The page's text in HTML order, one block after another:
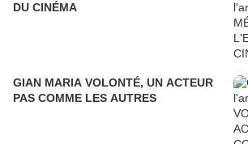
DU CINÉMA
GIAN MARIA VOLONTÉ, UN ACTEUR
PAS COMME LES AUTRES